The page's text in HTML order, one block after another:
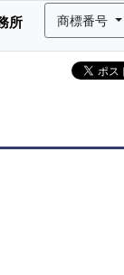
所 商標番号